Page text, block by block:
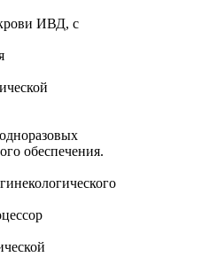
ИВД, с
обеспечения.